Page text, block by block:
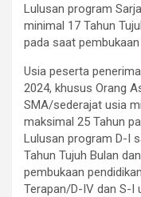
Lulusan program
minimal 17 Tahun
pada saat pembukaan
Usia peserta
2024, khusus Orang
SMA/sederajat usia
maksimal 25 Tahun
Lulusan program D-I
Tahun Tujuh Bulan
pembukaan
Terapan/D-IV dan S-I